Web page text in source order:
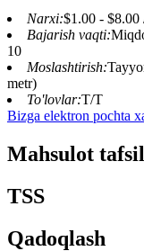
Narxi:$1.00 -
Bajarish vaqti:
10
Moslashtirish:
metr)
To'lovlar:T/T
Bizga elektron pochta
Mahsulot
TSS
Qadoqlash